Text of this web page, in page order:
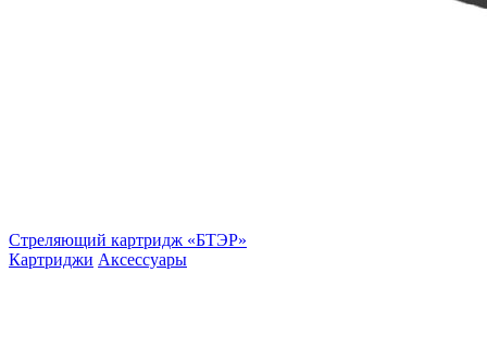
Стреляющий картридж «БТЭР»
Картриджи Аксессуары